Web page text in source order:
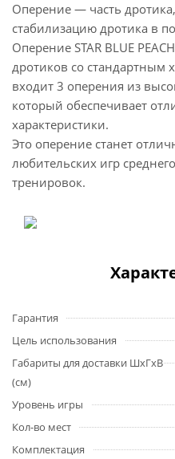
Оперение — часть дротика,
стабилизацию дротика в
Оперение STAR BLUE
дротиков со стандартным
входит 3 оперения из
который обеспечивает
характеристики.
Это оперение станет
любительских игр
тренировок.
Гарантия
Цель использования
Габариты для доставки ШхГхВ
(см)
Уровень игры
Кол-во мест
Комплектация